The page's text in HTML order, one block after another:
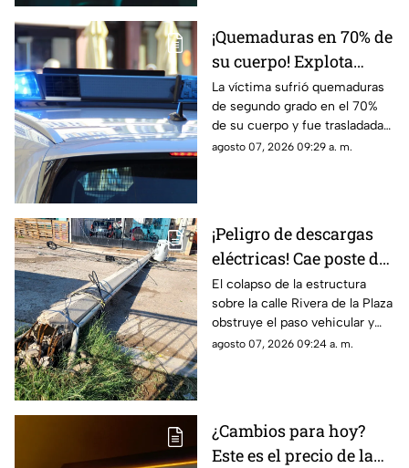
¡Quemaduras en 70% de
su cuerpo! Explota
tanque de gas en
Parajes del Sur y deja a
una persona grave
La víctima sufrió quemaduras
de segundo grado en el 70%
de su cuerpo y fue trasladada
de urgencia al Hospital General
agosto 07, 2026 09:29 a. m.
¡Peligro de descargas
eléctricas! Cae poste de
concreto tras
TORMENTAS y bloquea
calles en Ciudad Juárez
El colapso de la estructura
sobre la calle Rivera de la Plaza
obstruye el paso vehicular y
mantiene en alerta a los
agosto 07, 2026 09:24 a. m.
¿Cambios para hoy?
Este es el precio de la